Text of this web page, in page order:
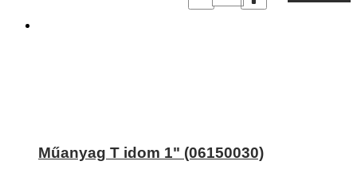
Műanyag T idom 1" (06150030)